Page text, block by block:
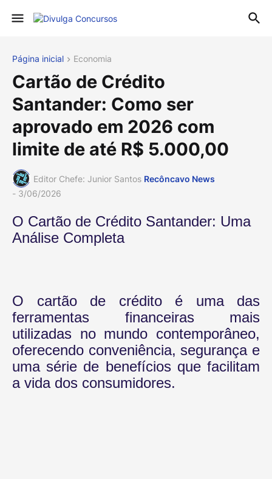
Página inicial Economia
Cartão de Crédito
Santander: Como ser
aprovado em 2026 com
limite de até R$ 5.000,00
Editor Chefe: Junior Santos Recôncavo News
- 3/06/2026
O Cartão de Crédito Santander: Uma
Análise Completa
O cartão de crédito é uma das
ferramentas financeiras mais
utilizadas no mundo contemporâneo,
oferecendo conveniência, segurança e
uma série de benefícios que facilitam
a vida dos consumidores.